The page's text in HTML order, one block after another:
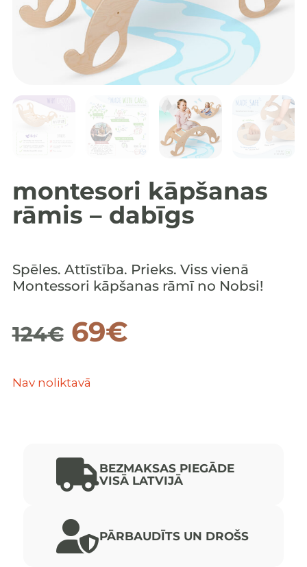
montesori kāpšanas
rāmis – dabīgs
124€ Original
price
124€.
69€Current
Spēles. Attīstība. Prieks. Viss vienā
Montessori kāpšanas rāmī no Nobsi!
Nav noliktavā
BEZMAKSAS PIEGĀDE
VISĀ LATVIJĀ
PĀRBAUDĪTS UN DROŠS